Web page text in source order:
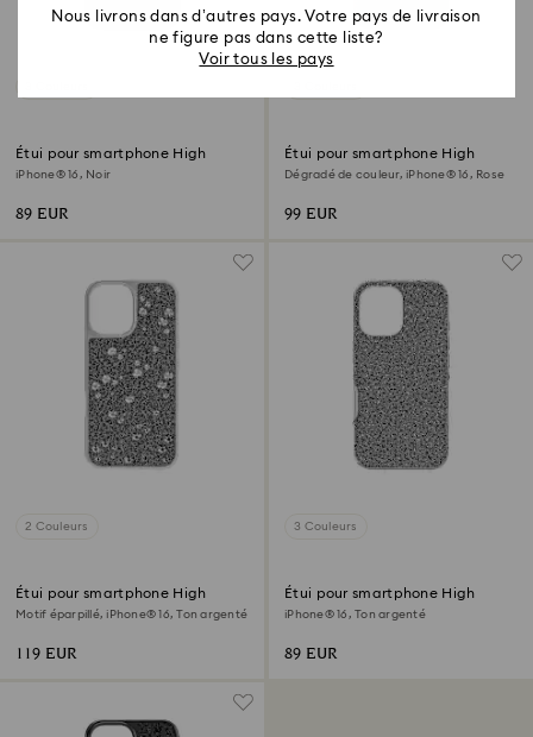
Étui pour smartphone High
iPhone® 16, Noir
89 EUR
Étui pour smartphone High
Dégradé de couleur, iPhone® 16, Rose
99 EUR
2 Couleurs
Étui pour smartphone High
Motif éparpillé, iPhone® 16, Ton argenté
119 EUR
3 Couleurs
Étui pour smartphone High
iPhone® 16, Ton argenté
89 EUR
Nous livrons dans d’autres pays. Votre pays de livraison
ne figure pas dans cette liste?
Voir tous les pays